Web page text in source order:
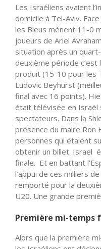
Les Israéliens avaient
domicile à Tel-Aviv.
les Bleus mènent 11-0
joueurs de Ariel
situation après un
deuxième période
produit (15-10 pour les
Ludovic Beyhurst
final avec 16 points).
était télévisée en Israël
spectateurs. Dans la
présence du maire Ron
personnes qui étaient
obtenir un billet. Israel
finale. Et en battant
l’appui de ces milliers
remporté pour la
U20. Une grande
Première mi-temps
Alors que la première